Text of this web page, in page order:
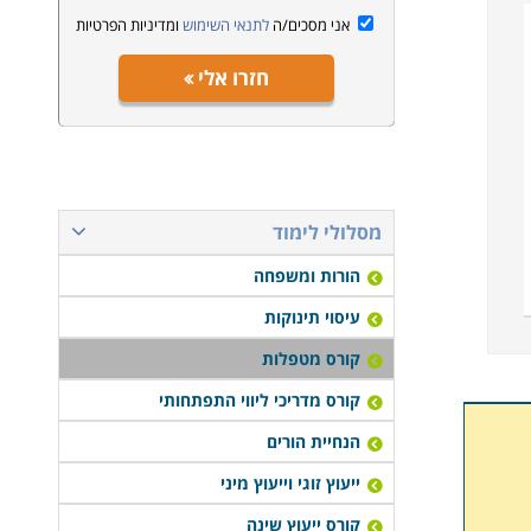
אני מסכים/הלתנאי השימוש ומדיניות הפרטיות
חזרו אלי
מסלולי לימוד
הורות ומשפחה
עיסוי תינוקות
קורס מטפלות
קורס מדריכי ליווי התפתחותי
הנחיית הורים
ייעוץ זוגי וייעוץ מיני
קורס ייעוץ שינה